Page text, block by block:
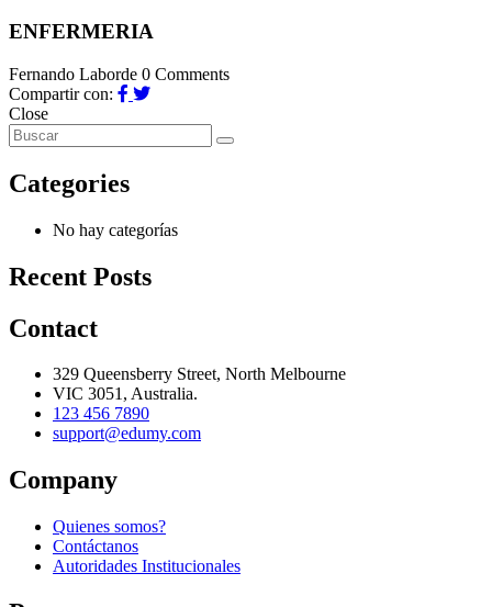
ENFERMERIA
Fernando Laborde 0 Comments
Compartir con:
Close
Categories
No hay categorías
Recent Posts
Contact
329 Queensberry Street, North Melbourne
VIC 3051, Australia.
123 456 7890
support@edumy.com
Company
Quienes somos?
Contáctanos
Autoridades Institucionales